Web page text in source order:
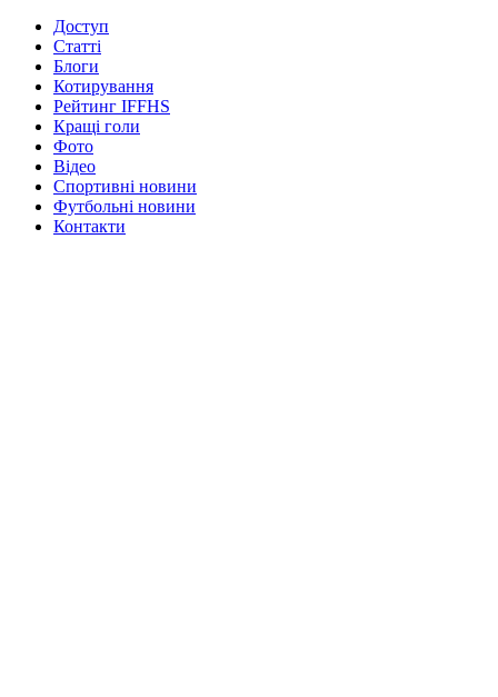
Доступ
Статті
Блоги
Котирування
Рейтинг IFFHS
Кращі голи
Фото
Відео
Спортивні новини
Футбольні новини
Контакти